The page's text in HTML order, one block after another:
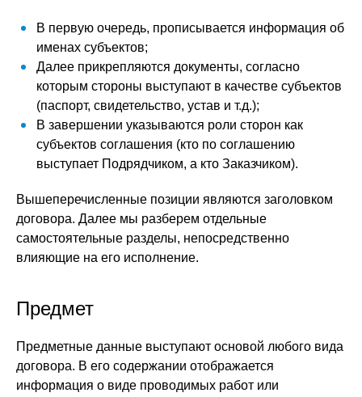
В первую очередь, прописывается информация об
именах субъектов;
Далее прикрепляются документы, согласно
которым стороны выступают в качестве субъектов
(паспорт, свидетельство, устав и т.д.);
В завершении указываются роли сторон как
субъектов соглашения (кто по соглашению
выступает Подрядчиком, а кто Заказчиком).
Вышеперечисленные позиции являются заголовком
договора. Далее мы разберем отдельные
самостоятельные разделы, непосредственно
влияющие на его исполнение.
Предмет
Предметные данные выступают основой любого вида
договора. В его содержании отображается
информация о виде проводимых работ или